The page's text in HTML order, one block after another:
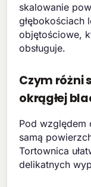
skalowanie
głębokościach
objętościowe,
obsługuje.
Czym różni
okrągłej
Pod względem
samą
Tortownica
delikatnych